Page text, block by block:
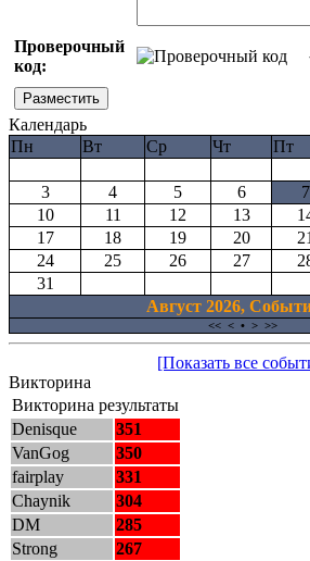
Проверочный
код:
Календарь
Пн
Вт Ср Чт Пт
3
4 5 6 7
10
11 12 13
17
18 19 20 21
24
25 26 27
31
Август 2026,
<< < • > >>
[Показать все
Викторина
Викторина результаты
Denisque
351
VanGog
350
fairplay
331
Chaynik
304
DM
285
Strong
267